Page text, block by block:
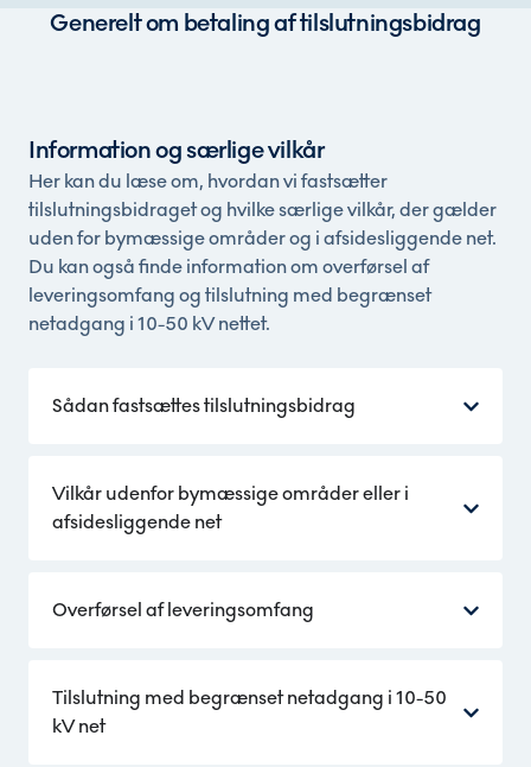
Generelt om betaling af tilslutningsbidrag
Information og særlige vilkår
Her kan du læse om, hvordan vi fastsætter
tilslutningsbidraget og hvilke særlige vilkår, der gælder
uden for bymæssige områder og i afsidesliggende net.
Du kan også finde information om overførsel af
leveringsomfang og tilslutning med begrænset
netadgang i 10-50 kV nettet.
Sådan fastsættes tilslutningsbidrag
Vilkår udenfor bymæssige områder eller i
afsidesliggende net
Overførsel af leveringsomfang
Tilslutning med begrænset netadgang i 10-50
kV net